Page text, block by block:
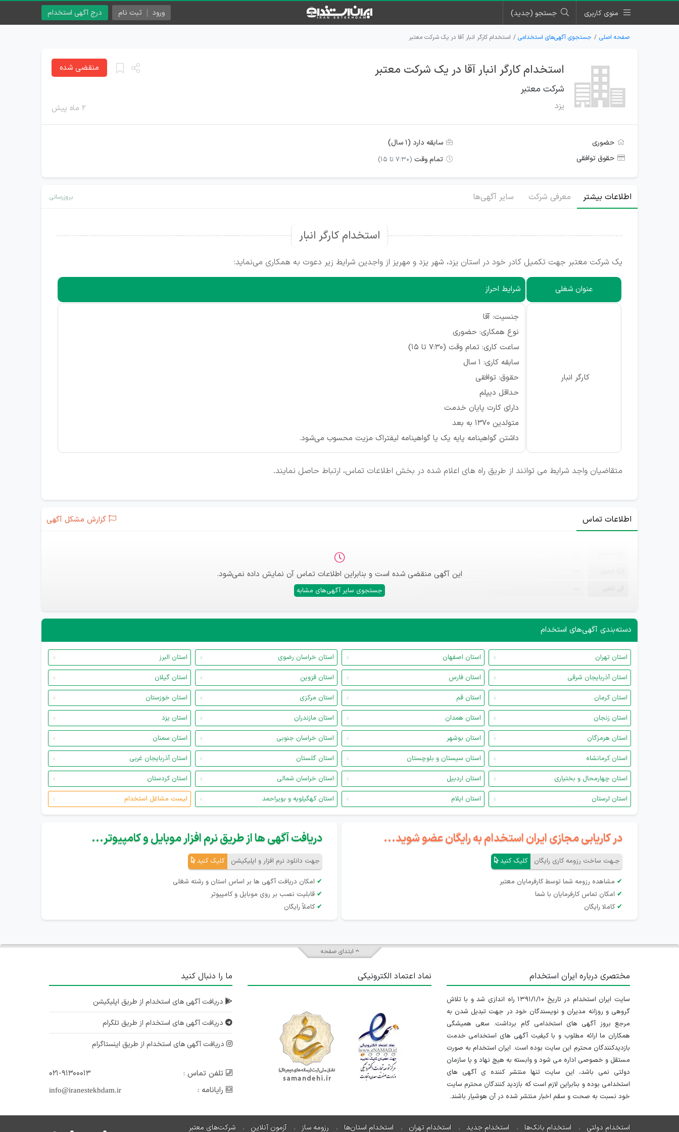
منوی کاربری جستجو (جدید) درج آگهی استخدام ورود ثبت نام
صفحه اصلی جستجوی آگهی‌های استخدامی استخدام کارگر انبار آقا در یک شرکت معتبر
استخدام کارگر انبار آقا در یک شرکت معتبر
شرکت معتبر
یزد ۲ ماه پیش
منقضی شده
حضوری
سابقه دارد (۱ سال)
حقوق توافقی
تمام وقت (7:30 تا 15)
اطلاعات بیشتر معرفی شرکت سایر آگهی‌ها بروزرسانی
استخدام کارگر انبار
یک شرکت معتبر جهت تکمیل کادر خود در استان یزد، شهر یزد و مهریز از واجدین شرایط زیر دعوت به همکاری می‌نماید:
عنوان شغلی شرایط احراز
کارگر انبار
جنسیت: آقا
نوع همکاری: حضوری
ساعت کاری: تمام وقت (7:30 تا 15)
سابقه کاری: ۱ سال
حقوق: توافقی
حداقل دیپلم
دارای کارت پایان خدمت
متولدین 1370 به بعد
داشتن گواهینامه پایه یک یا گواهینامه لیفتراک مزیت محسوب می‌شود.
متقاضیان واجد شرایط می توانند از طریق راه های اعلام شده در بخش اطلاعات تماس، ارتباط حاصل نمایند.
اطلاعات تماس گزارش مشکل آگهی
این آگهی منقضی شده است و بنابراین اطلاعات تماس آن نمایش داده نمی‌شود.
جستجوی سایر آگهی‌های مشابه
دسته‌بندی آگهی‌های استخدام
استان تهران استان اصفهان استان خراسان رضوی
استان البرز
استان آذربایجان شرقی
استان فارس استان قزوین
استان گیلان
استان کرمان
استان قم استان مرکزی
استان خوزستان
استان زنجان
استان همدان استان مازندران
استان یزد
استان هرمزگان
استان بوشهر استان خراسان جنوبی
استان سمنان
استان کرمانشاه
استان سیستان و بلوچستان استان گلستان
استان آذربایجان غربی
استان چهارمحال و بختیاری
استان اردبیل استان خراسان شمالی
استان کردستان
استان لرستان
استان ایلام استان کهگیلویه و بویراحمد لیست مشاغل استخدام
در کاریابی مجازی ایران استخدام به رایگان عضو شوید...
جـهت ساخت رزومه کاری رایگان کلیک کنید
✔ مشاهده رزومه شما توسط کارفرمایان معتبر
✔ امکان تماس کارفرمایان با شما
✔ کاملا رایگان
دریافت آگهی ها از طریق نرم افزار موبایل و کامپیوتر...
جهت دانلود نرم افزار و اپلیکیشن کلیک کنید
✔ امکان دریافت آگهی ها بر اساس استان و رشته شغلی
✔ قابلیت نصب بر روی موبایل و کامپیوتر
✔ کاملاً رایگان
ابتدای صفحه
مختصری درباره ایران استخدام
سایت ایران استخدام در تاریخ ۱۳۹۱/۱/۱۰ راه اندازی شد و با تلاش
گروهی و روزانه مدیران و نویسندگان خود در جهت تبدیل شدن به
مرجع بروز آگهی های استخدامی گام برداشت. سعی همیشگی
همکاران ما ارائه مطلوب و با کیفیت آگهی های استخدامی خدمت
بازدیدکنندگان محترم این سایت بوده است. ایران استخدام به صورت
مستقل و خصوصی اداره می شود و وابسته به هیچ نهاد و یا سازمان
دولتی نمی باشد، این سایت تنها منتشر کننده ی آگهی های
استخدامی بوده و بنابراین لازم است که بازدید کنندگان محترم سایت
خود نسبت به صحت و سقم اخبار منتشر شده در آن هوشیار باشند.
نماد اعتماد الکترونیکی ما را دنبال کنید
دریافت آگهی های استخدام از طریق اپلیکیشن
دریافت آگهی های استخدام از طریق تلگرام
دریافت آگهی های استخدام از طریق اینستاگرام
تلفن تماس :
۰۲۱-۹۱۳۰۰۰۱۳
رایانامه :
info@iranestekhdam.ir
استخدام دولتی استخدام بانک‌ها استخدام جدید استخدام تهران استخدام استان‌ها رزومه ساز آزمون آنلاین شرکت‌های معتبر